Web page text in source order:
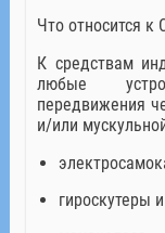
Что относится к
К средствам
любые
передвижения
и/или
гироскутеры